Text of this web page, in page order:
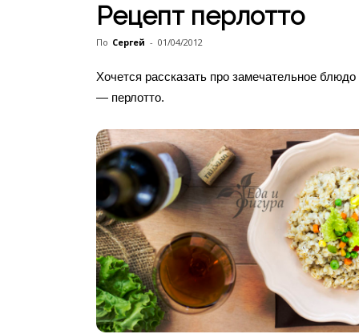
Рецепт перлотто
По Сергей - 01/04/2012
Хочется рассказать про замечательное
— перлотто.